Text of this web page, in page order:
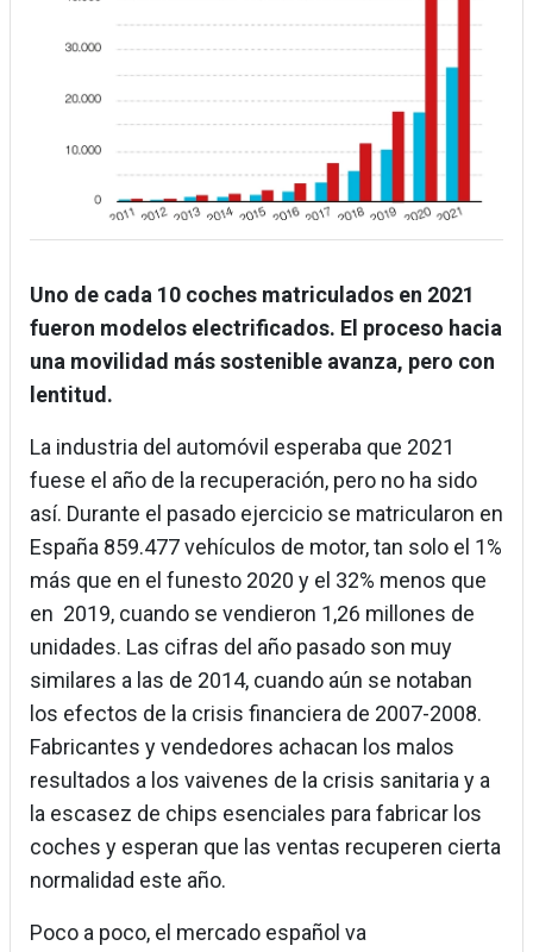
Uno de cada 10 coches matriculados en 2021
fueron modelos electrificados. El proceso hacia
una movilidad más sostenible avanza, pero con
lentitud.
La industria del automóvil esperaba que 2021
fuese el año de la recuperación, pero no ha sido
así. Durante el pasado ejercicio se matricularon en
España 859.477 vehículos de motor, tan solo el 1%
más que en el funesto 2020 y el 32% menos que
en 2019, cuando se vendieron 1,26 millones de
unidades. Las cifras del año pasado son muy
similares a las de 2014, cuando aún se notaban
los efectos de la crisis financiera de 2007-2008.
Fabricantes y vendedores achacan los malos
resultados a los vaivenes de la crisis sanitaria y a
la escasez de chips esenciales para fabricar los
coches y esperan que las ventas recuperen cierta
normalidad este año.
Poco a poco, el mercado español va